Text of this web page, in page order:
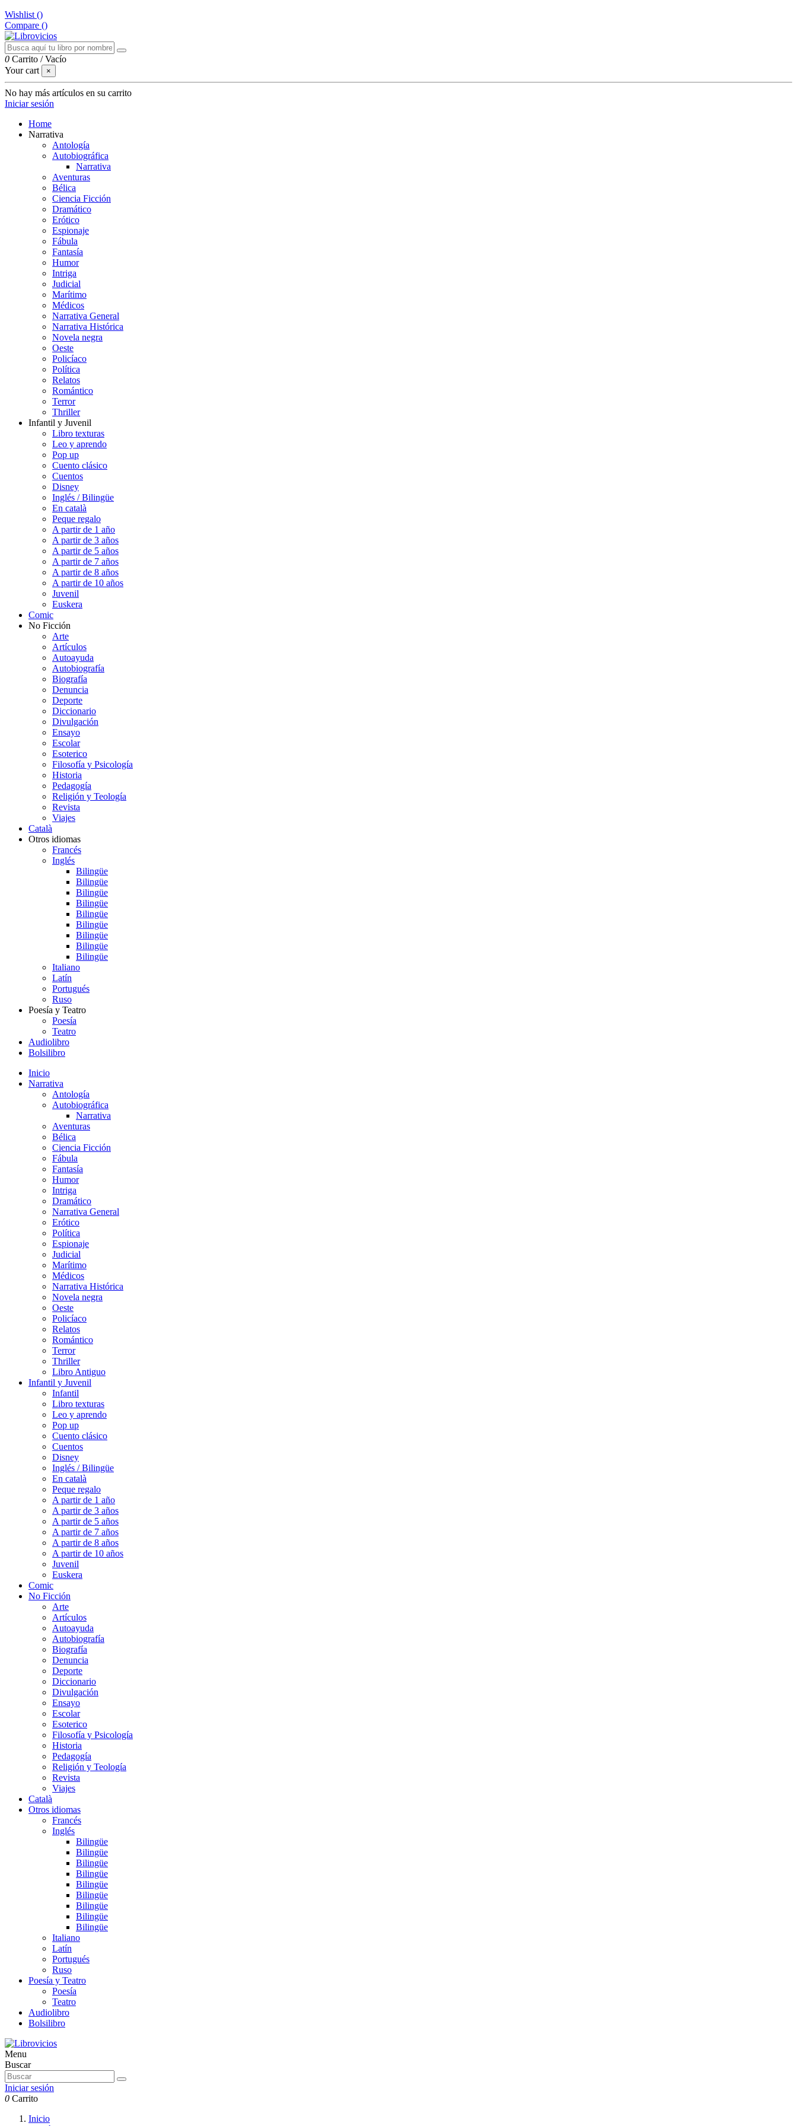
Wishlist ()
Compare ()
0 Carrito /Vacío
Your cart
×
No hay más artículos en su carrito
Iniciar sesión
Home
Narrativa
Antología
Autobiográfica
Narrativa
Aventuras
Bélica
Ciencia Ficción
Dramático
Erótico
Espionaje
Fábula
Fantasía
Humor
Intriga
Judicial
Marítimo
Médicos
Narrativa General
Narrativa Histórica
Novela negra
Oeste
Policíaco
Política
Relatos
Romántico
Terror
Thriller
Infantil y Juvenil
Libro texturas
Leo y aprendo
Pop up
Cuento clásico
Cuentos
Disney
Inglés / Bilingüe
En català
Peque regalo
A partir de 1 año
A partir de 3 años
A partir de 5 años
A partir de 7 años
A partir de 8 años
A partir de 10 años
Juvenil
Euskera
Comic
No Ficción
Arte
Artículos
Autoayuda
Autobiografía
Biografía
Denuncia
Deporte
Diccionario
Divulgación
Ensayo
Escolar
Esoterico
Filosofía y Psicología
Historia
Pedagogía
Religión y Teología
Revista
Viajes
Català
Otros idiomas
Francés
Inglés
Bilingüe
Bilingüe
Bilingüe
Bilingüe
Bilingüe
Bilingüe
Bilingüe
Bilingüe
Bilingüe
Italiano
Latín
Portugués
Ruso
Poesía y Teatro
Poesía
Teatro
Audiolibro
Bolsilibro
Inicio
Narrativa
Antología
Autobiográfica
Narrativa
Aventuras
Bélica
Ciencia Ficción
Fábula
Fantasía
Humor
Intriga
Dramático
Narrativa General
Erótico
Política
Espionaje
Judicial
Marítimo
Médicos
Narrativa Histórica
Novela negra
Oeste
Policíaco
Relatos
Romántico
Terror
Thriller
Libro Antiguo
Infantil y Juvenil
Infantil
Libro texturas
Leo y aprendo
Pop up
Cuento clásico
Cuentos
Disney
Inglés / Bilingüe
En català
Peque regalo
A partir de 1 año
A partir de 3 años
A partir de 5 años
A partir de 7 años
A partir de 8 años
A partir de 10 años
Juvenil
Euskera
Comic
No Ficción
Arte
Artículos
Autoayuda
Autobiografía
Biografía
Denuncia
Deporte
Diccionario
Divulgación
Ensayo
Escolar
Esoterico
Filosofía y Psicología
Historia
Pedagogía
Religión y Teología
Revista
Viajes
Català
Otros idiomas
Francés
Inglés
Bilingüe
Bilingüe
Bilingüe
Bilingüe
Bilingüe
Bilingüe
Bilingüe
Bilingüe
Bilingüe
Italiano
Latín
Portugués
Ruso
Poesía y Teatro
Poesía
Teatro
Audiolibro
Bolsilibro
Menu
Buscar
Iniciar sesión
0 Carrito
Inicio